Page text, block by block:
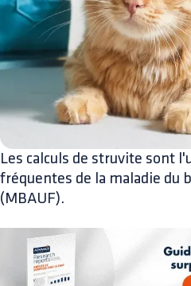
Les calculs de struvite sont
fréquentes de la maladie du
(MBAUF).